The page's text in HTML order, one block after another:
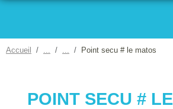
Accueil Point secu # le matos
POINT SECU #